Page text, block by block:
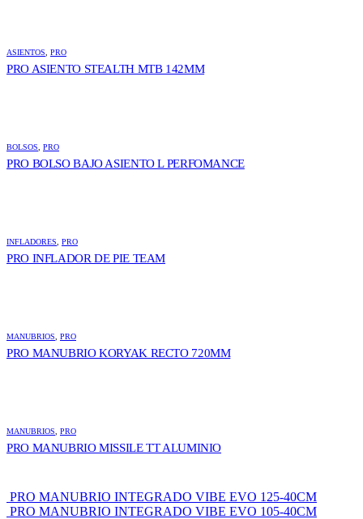
ASIENTOS PRO
PRO ASIENTO STEALTH MTB 142MM
BOLSOS PRO
PRO BOLSO BAJO ASIENTO L PERFOMANCE
INFLADORES PRO
PRO INFLADOR DE PIE TEAM
MANUBRIOS PRO
PRO MANUBRIO KORYAK RECTO 720MM
MANUBRIOS PRO
PRO MANUBRIO MISSILE TT ALUMINIO
PRO MANUBRIO INTEGRADO VIBE EVO 125-40CM
PRO MANUBRIO INTEGRADO VIBE EVO 105-40CM